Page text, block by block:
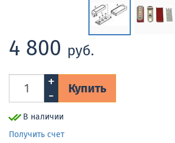
4 800 руб.
-
+ Купить
В наличии
Получить счет